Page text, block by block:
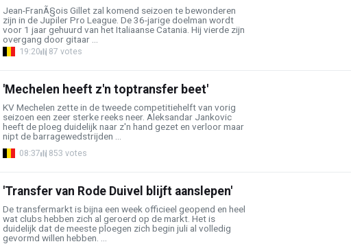
Jean-FranÃ§ois Gillet zal komend seizoen te bewonderen
zijn in de Jupiler Pro League. De 36-jarige doelman wordt
voor 1 jaar gehuurd van het Italiaanse Catania. Hij vierde zijn
overgang door gitaar ...
19:20 87 votes
'Mechelen heeft z'n toptransfer beet'
KV Mechelen zette in de tweede competitiehelft van vorig
seizoen een zeer sterke reeks neer. Aleksandar Jankovic
heeft de ploeg duidelijk naar z'n hand gezet en verloor maar
nipt de barragewedstrijden ...
08:37 853 votes
'Transfer van Rode Duivel blijft aanslepen'
De transfermarkt is bijna een week officieel geopend en heel
wat clubs hebben zich al geroerd op de markt. Het is
duidelijk dat de meeste ploegen zich begin juli al volledig
gevormd willen hebben. ...